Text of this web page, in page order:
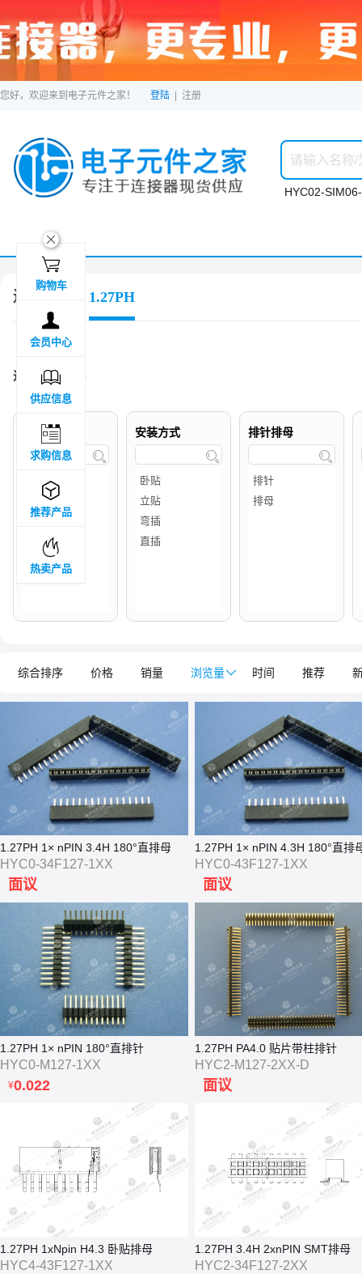
您好，欢迎来到电子元件之家！ 登陆 注册
HYC02-
连接器 1.27PH
过滤结果 : 16
品牌属地

安装方式

排针排母

综合排序 价格 销量 浏览量 时间 推荐
1.27PH 1× nPIN 3.4H 180°直排母
HYC0-34F127-1XX
面议
1.27PH 1× nPIN 4.3H 180°直排
HYC0-43F127-1XX
面议
1.27PH 1× nPIN 180°直排针
HYC0-M127-1XX
¥0.022
1.27PH PA4.0 贴片带柱排针
HYC2-M127-2XX-D
面议
1.27PH 1xNpin H4.3 卧贴排母
HYC4-43F127-1XX
1.27PH 3.4H 2xnPIN SMT排母
HYC2-34F127-2XX
ဆ

购物车

会员中心

供应信息

求购信息

推荐产品

热卖产品